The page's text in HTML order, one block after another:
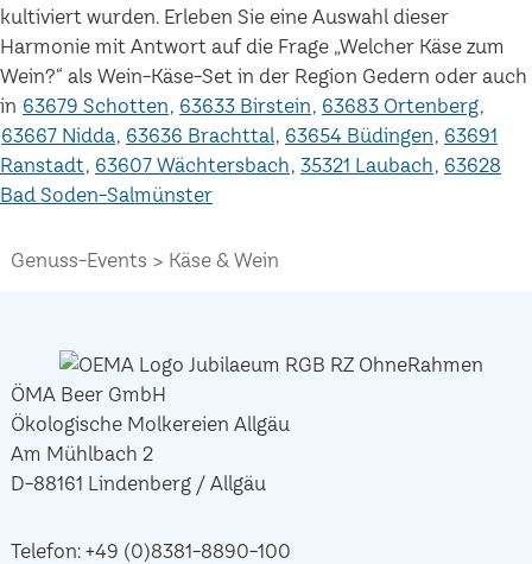
kultiviert wurden. Erleben Sie eine Auswahl dieser
Harmonie mit Antwort auf die Frage „Welcher Käse zum
Wein?“ als Wein-Käse-Set in der Region Gedern oder auch
in 63679 Schotten 63633 Birstein 63683 Ortenberg
63667 Nidda 63636 Brachttal 63654 Büdingen 63691
Ranstadt 63607 Wächtersbach 35321 Laubach 63628
Bad Soden-Salmünster
Genuss-Events Käse & Wein
ÖMA Beer GmbH
Ökologische Molkereien Allgäu
Am Mühlbach 2
D-88161 Lindenberg / Allgäu
Telefon: +49 (0)8381-8890-100